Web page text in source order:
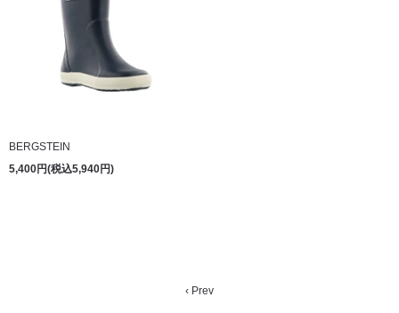
BERGSTEIN
5,400円(税込5,940円)
‹ Prev